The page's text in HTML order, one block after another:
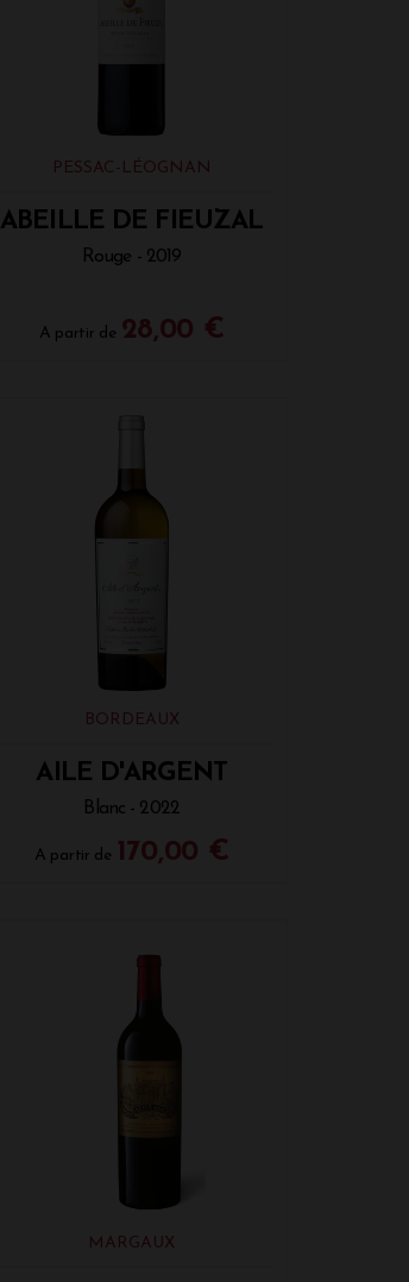
PESSAC-LÉOGNAN
ABEILLE DE FIEUZAL
Rouge - 2019
A partir de 28,00 €
BORDEAUX
AILE D'ARGENT
Blanc - 2022
A partir de 170,00 €
MARGAUX